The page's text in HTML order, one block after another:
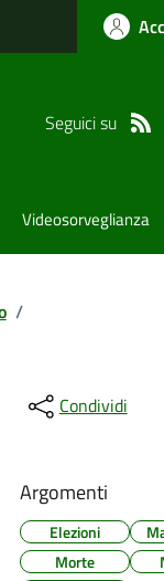
Seguici su
Videosorveglianza
/
Condividi
Argomenti
Elezioni
Morte